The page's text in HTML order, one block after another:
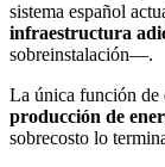
sistema español
infraestructura
sobreinstalación—.
La única función de
producción de
sobrecosto lo